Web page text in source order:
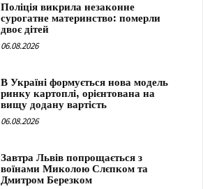
Поліція викрила незаконне
сурогатне материнство: померли
двоє дітей
06.08.2026
В Україні формується нова модель
ринку картоплі, орієнтована на
вищу додану вартість
06.08.2026
Завтра Львів попрощається з
воїнами Миколою Слєпком та
Дмитром Березком